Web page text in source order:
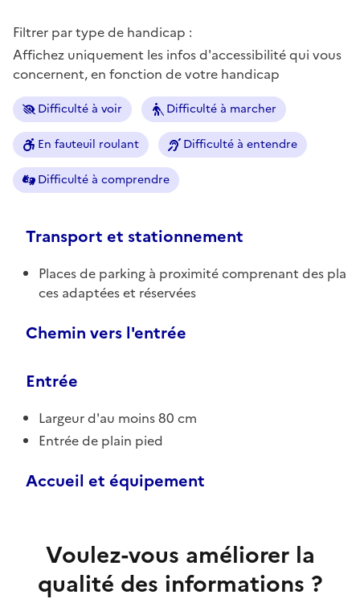
Filtrer par type de handicap :
Affichez uniquement les infos d'accessibilité qui vous
concernent, en fonction de votre handicap
Difficulté à voir Difficulté à marcher
En fauteuil roulant Difficulté à entendre
Difficulté à comprendre
Transport et stationnement
Places de parking à proximité comprenant des pla
ces adaptées et réservées
Chemin vers l'entrée
Entrée
Largeur d'au moins 80 cm
Entrée de plain pied
Accueil et équipement
Voulez-vous améliorer la
qualité des informations ?